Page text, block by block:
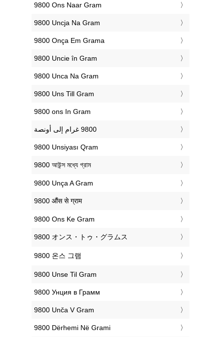
‎9800 Ons Naar Gram
‎9800 Uncja Na Gram
‎9800 Onça Em Grama
‎9800 Uncie în Gram
‎9800 Unca Na Gram
‎9800 Uns Till Gram
‎9800 ons In Gram
‎9800 Unsiyası Qram
‎9800 আউন্স মধ্যে গ্রাম
‎9800 Unça A Gram
‎9800 औंस से ग्राम
‎9800 Ons Ke Gram
‎9800 オンス・トゥ・グラムス
‎9800 온스 그램
‎9800 Unse Til Gram
‎9800 Унция в Грамм
‎9800 Unča V Gram
‎9800 Dërhemi Në Grami